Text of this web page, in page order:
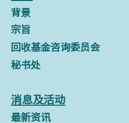
背景
宗旨
回收基金咨询委员会
秘书处
消息及活动
最新资讯